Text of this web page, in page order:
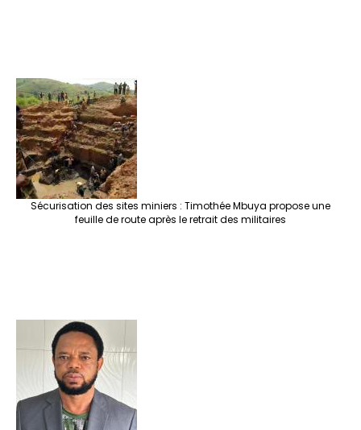
Sécurisation des sites miniers : Timothée Mbuya propose une
feuille de route après le retrait des militaires